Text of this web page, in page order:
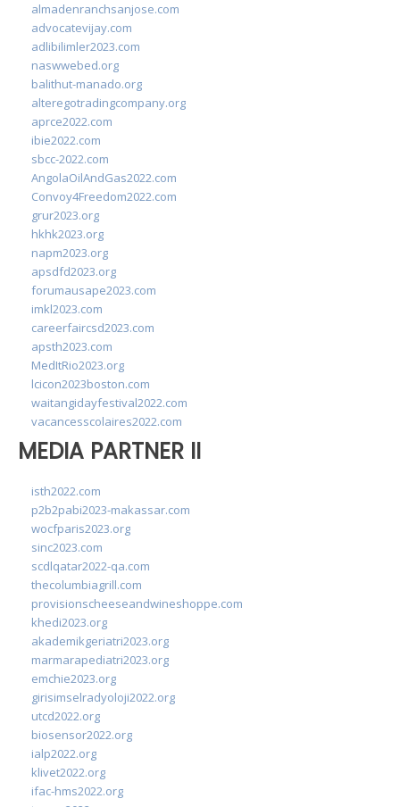
almadenranchsanjose.com
advocatevijay.com
adlibilimler2023.com
naswwebed.org
balithut-manado.org
alteregotradingcompany.org
aprce2022.com
ibie2022.com
sbcc-2022.com
AngolaOilAndGas2022.com
Convoy4Freedom2022.com
grur2023.org
hkhk2023.org
napm2023.org
apsdfd2023.org
forumausape2023.com
imkl2023.com
careerfaircsd2023.com
apsth2023.com
MedItRio2023.org
lcicon2023boston.com
waitangidayfestival2022.com
vacancesscolaires2022.com
MEDIA PARTNER II
isth2022.com
p2b2pabi2023-makassar.com
wocfparis2023.org
sinc2023.com
scdlqatar2022-qa.com
thecolumbiagrill.com
provisionscheeseandwineshoppe.com
khedi2023.org
akademikgeriatri2023.org
marmarapediatri2023.org
emchie2023.org
girisimselradyoloji2022.org
utcd2022.org
biosensor2022.org
ialp2022.org
klivet2022.org
ifac-hms2022.org